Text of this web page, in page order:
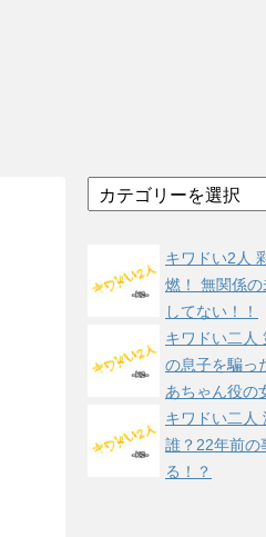
テ
ー
キワドい2人
燃！ 無関係
してない！！
キワドい二人
の息子を騙っ
あちゃん役の
キワドい二人
誰？22年前の
る！？